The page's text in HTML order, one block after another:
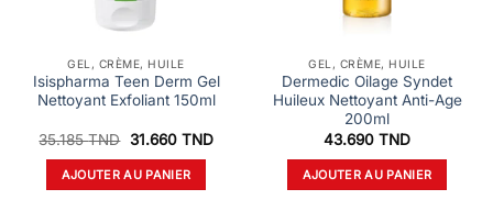
GEL, CRÈME, HUILE
Isispharma Teen Derm Gel
Nettoyant Exfoliant 150ml
35.185TND Le
initial
était :
35.185 TND.
31.660 TNDLe
31.660 TND.
AJOUTER AU PANIER
GEL, CRÈME, HUILE
Dermedic Oilage Syndet
Huileux Nettoyant Anti-Age
200ml
43.690 TND
AJOUTER AU PANIER